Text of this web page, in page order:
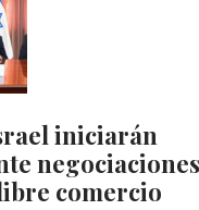
iniciarán
comercio